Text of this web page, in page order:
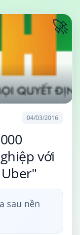
🚀
04/03/2016
với
sau nền